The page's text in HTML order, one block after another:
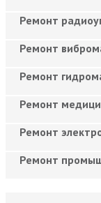
Ремонт
Ремонт
Ремонт
Ремонт
Ремонт
Ремонт